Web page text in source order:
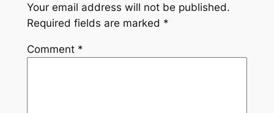
Your email address will not be published.
Required fields are marked *
Comment *